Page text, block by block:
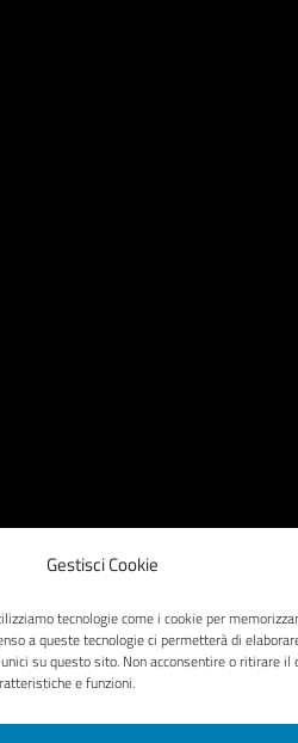
Gestisci Cookie
tecnologie come i cookie per
a queste tecnologie ci permetterà di
su questo sito. Non acconsentire o ritirare il
e funzioni.